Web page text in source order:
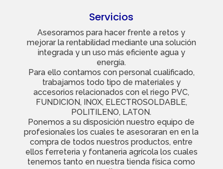
Servicios
Asesoramos para hacer frente a retos y
mejorar la rentabilidad mediante una solución
integrada y un uso más eficiente agua y
energía.
Para ello contamos con personal cualificado,
trabajamos todo tipo de materiales y
accesorios relacionados con el riego PVC,
FUNDICION, INOX, ELECTROSOLDABLE,
POLITILENO, LATON.
Ponemos a su disposición nuestro equipo de
profesionales los cuales te asesoraran en en la
compra de todos nuestros productos, entre
ellos ferreteria y fontaneria agrícola los cuales
tenemos tanto en nuestra tienda física como